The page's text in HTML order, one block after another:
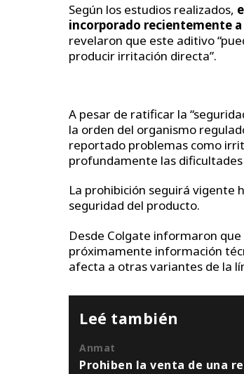
Según los estudios realizados,
incorporado recientemente
revelaron que este aditivo
producir irritación directa”.
A pesar de ratificar la
la orden del organismo
reportado problemas como
profundamente las
La prohibición seguirá vigente
seguridad del producto.
Desde Colgate informaron
próximamente información
afecta a otras variantes de la
Leé también
Anmat
Prohiben la venta de una